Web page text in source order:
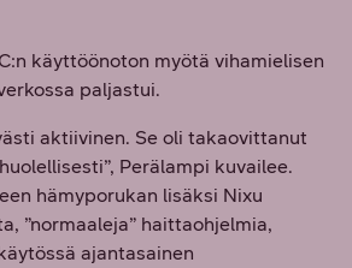
käyttöönoton myötä vihamielisen
paljastui.
aktiivinen. Se oli takaovittanut
Perälampi kuvailee.
hämyporukan lisäksi Nixu
”normaaleja” haittaohjelmia,
ajantasainen